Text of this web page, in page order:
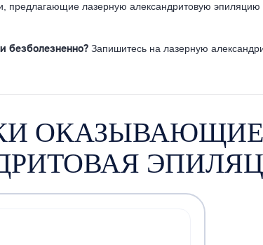
предлагающие лазерную александритовую
безболезненно? Запишитесь на лазерную
ОКАЗЫВАЮЩИЕ